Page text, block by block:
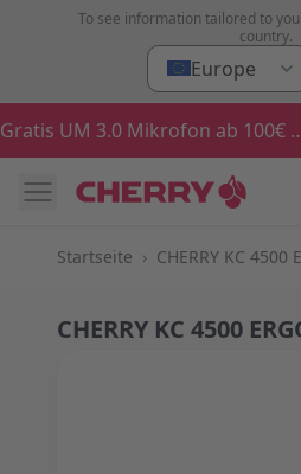
Zum Inhalt springen
To see information tailored to
country.
Europe
Gratis UM 3.0
Startseite › CHERRY KC 4500
CHERRY KC 4500